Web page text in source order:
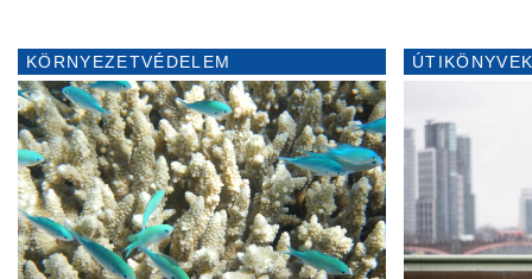
KÖRNYEZETVÉDELEM